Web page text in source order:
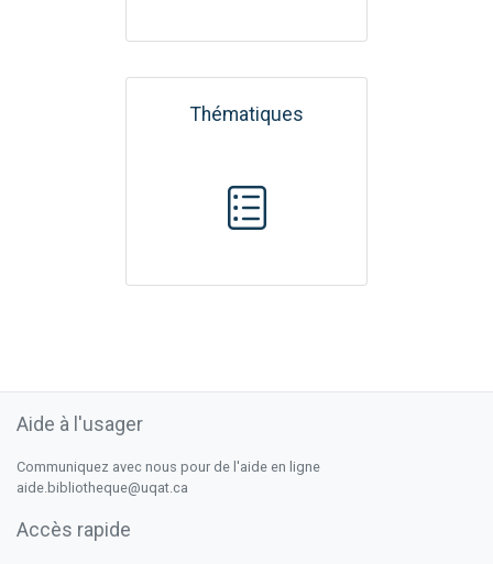
Thématiques
Aide à l'usager
Communiquez avec nous pour de l'aide en ligne
aide.bibliotheque@uqat.ca
Accès rapide